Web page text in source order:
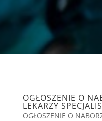
OGŁOSZENIE O
LEKARZY
OGŁOSZENIE O